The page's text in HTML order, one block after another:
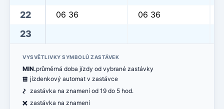
22 06 36 06 36
23
VYSVĚTLIVKY SYMBOLŮ ZASTÁVEK
MIN.průměrná doba jízdy od vybrané zastávky
æ jízdenkový automat v zastávce
ó zastávka na znamení od 19 do 5 hod.
ë zastávka na znamení